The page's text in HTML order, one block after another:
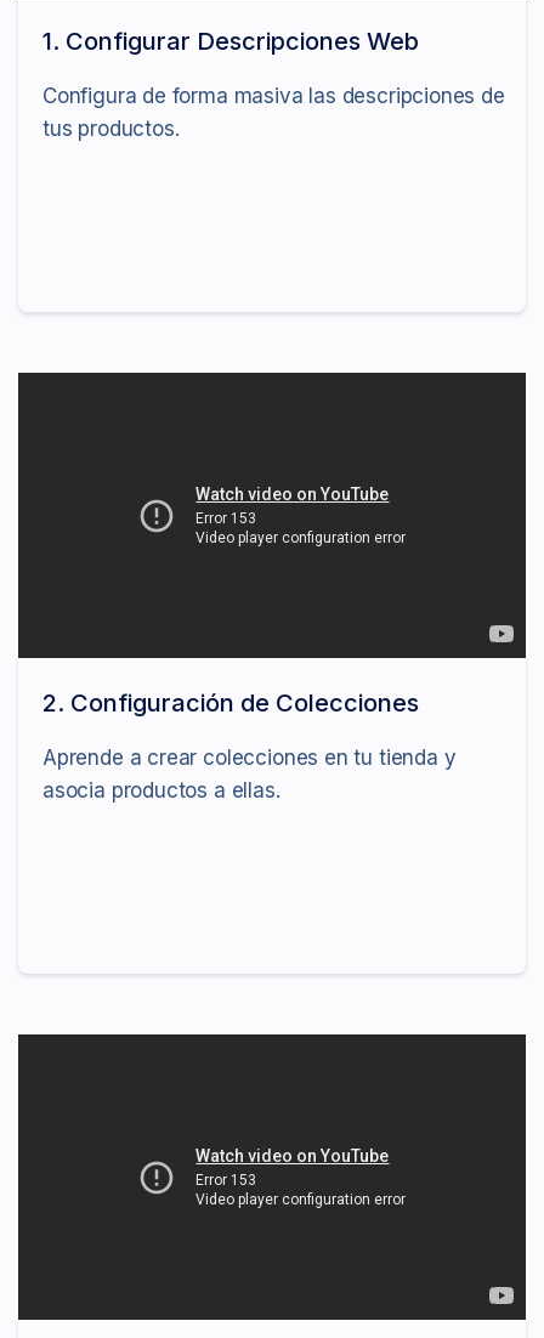
1. Configurar Descripciones Web
Configura de forma masiva las descripciones de
tus productos.
2. Configuración de Colecciones
Aprende a crear colecciones en tu tienda y
asocia productos a ellas.